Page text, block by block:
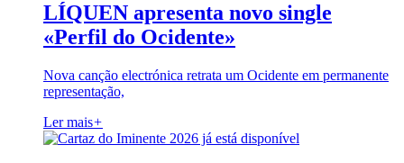
LÍQUEN apresenta novo single
«Perfil do Ocidente»
Nova canção electrónica retrata um Ocidente em permanente
representação,
Ler mais+